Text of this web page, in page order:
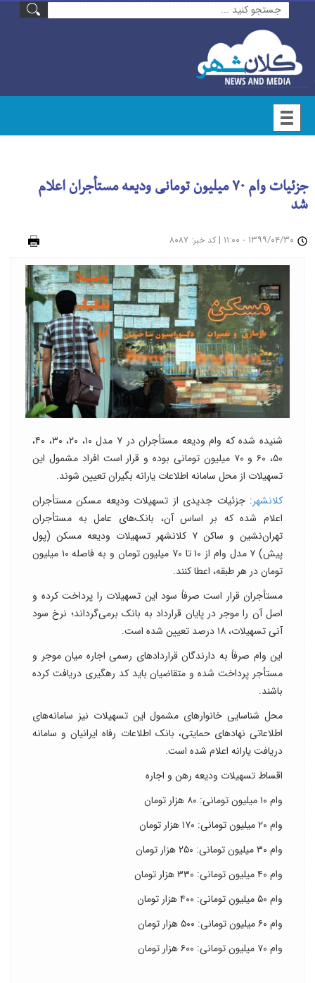
جزئیات وام ۷۰ میلیون تومانی ودیعه مستأجران اعلام
شد
| کد خبر: ۸۰۸۷
شنیده شده که وام ودیعه مستأجران در ۷ مدل ۱۰، ۲۰، ۳۰، ۴۰،
۵۰، ۶۰ و ۷۰ میلیون تومانی بوده و قرار است افراد مشمول این
تسهیلات از محل سامانه اطلاعات یارانه بگیران تعیین شوند.
کلانشهر: جزئیات جدیدی از تسهیلات ودیعه مسکن مستأجران
اعلام شده که بر اساس آن، بانک‌های عامل به مستأجران
تهران‌نشین و ساکن ۷ کلانشهر تسهیلات ودیعه مسکن (پول
پیش) ۷ مدل وام از ۱۰ تا ۷۰ میلیون تومان و به فاصله ۱۰ میلیون
تومان در هر طبقه، اعطا کنند.
مستأجران قرار است صرفاً سود این تسهیلات را پرداخت کرده و
اصل آن را موجر در پایان قرارداد به بانک برمی‌گرداند؛ نرخ سود
آنی تسهیلات، ۱۸ درصد تعیین شده است.
این وام صرفاً به دارندگان قراردادهای رسمی اجاره میان موجر و
مستأجر پرداخت شده و متقاضیان باید کد رهگیری دریافت کرده
باشند.
محل شناسایی خانوارهای مشمول این تسهیلات نیز سامانه‌های
اطلاعاتی نهادهای حمایتی، بانک اطلاعات رفاه ایرانیان و سامانه
دریافت یارانه اعلام شده است.
اقساط تسهیلات ودیعه رهن و اجاره
وام ۱۰ میلیون تومانی: ۸۰ هزار تومان
وام ۲۰ میلیون تومانی: ۱۷۰ هزار تومان
وام ۳۰ میلیون تومانی: ۲۵۰ هزار تومان
وام ۴۰ میلیون تومانی: ۳۳۰ هزار تومان
وام ۵۰ میلیون تومانی: ۴۰۰ هزار تومان
وام ۶۰ میلیون تومانی: ۵۰۰ هزار تومان
وام ۷۰ میلیون تومانی: ۶۰۰ هزار تومان